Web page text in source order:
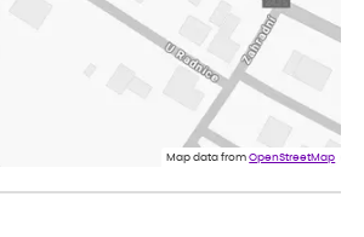
jsme spokojeni
bylo v pořádku, žádný problém. Jen jsem byla
jedné kytky, která nebyla v nejlepší kondici a i
Map data fromOpenStreetMap